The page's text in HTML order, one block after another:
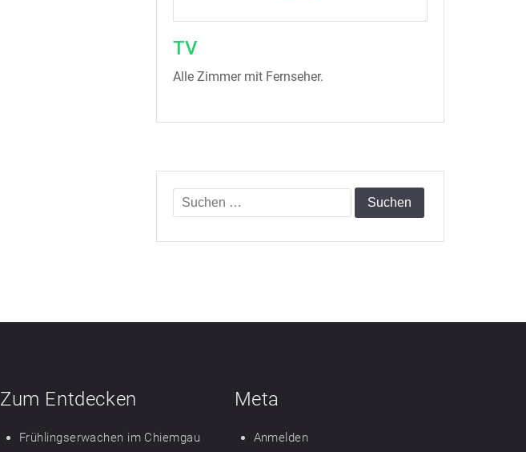
TV
Alle Zimmer mit Fernseher.
Suchen
nach:
Zum Entdecken
Frühlingserwachen im Chiemgau
Meta
Anmelden